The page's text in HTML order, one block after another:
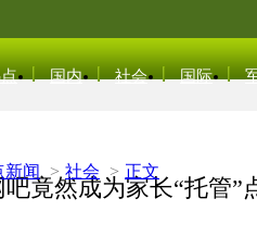
国内 社会 国际
新闻 > 社会 > 正文
吧竟然成为家长“托管”